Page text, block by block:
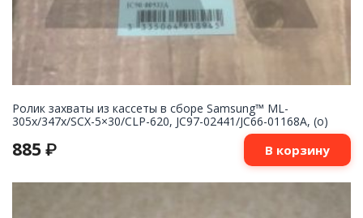
Ролик захваты из кассеты в сборе Samsung™ ML-
305x/347x/SCX-5×30/CLP-620, JC97-02441/JC66-01168A, (o)
885 ₽ В корзину